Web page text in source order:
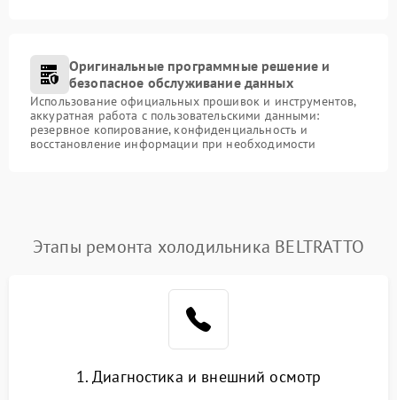
Оригинальные программные решение и
безопасное обслуживание данных
Использование официальных прошивок и инструментов,
аккуратная работа с пользовательскими данными:
резервное копирование, конфиденциальность и
восстановление информации при необходимости
Этапы ремонта холодильника BELTRATTO
1. Диагностика и внешний осмотр